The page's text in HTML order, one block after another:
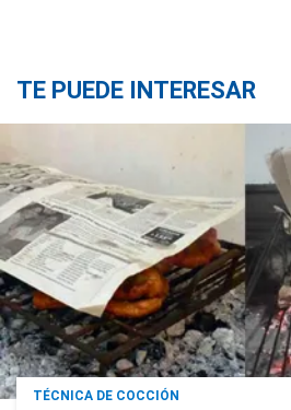
TE PUEDE INTERESAR
TÉCNICA DE COCCIÓN